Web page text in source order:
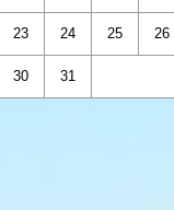
23 24 25 26
30 31